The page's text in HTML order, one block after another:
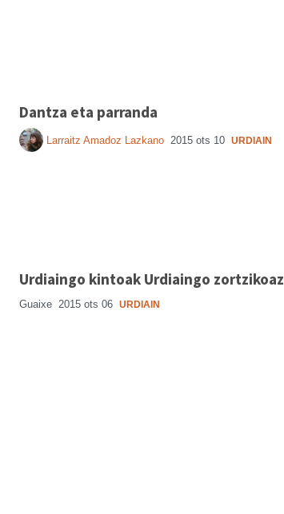
Dantza eta parranda
Larraitz Amadoz Lazkano 2015 ots 10 URDIAIN
Urdiaingo kintoak Urdiaingo zortzikoaz
Guaixe 2015 ots 06 URDIAIN